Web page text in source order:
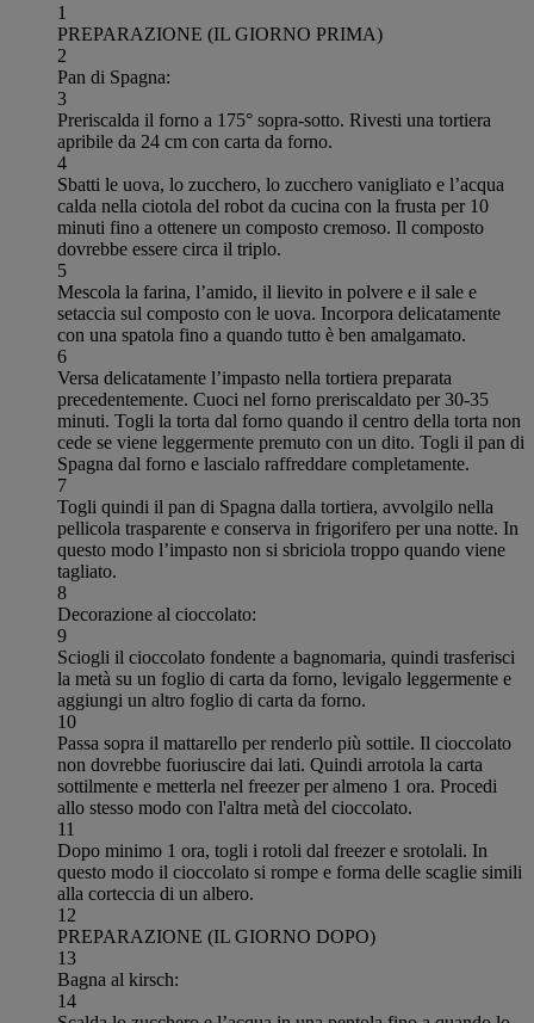
1
PREPARAZIONE (IL GIORNO PRIMA)
2
Pan di Spagna:
3
Preriscalda il forno a 175° sopra-sotto. Rivesti una tortiera
apribile da 24 cm con carta da forno.
4
Sbatti le uova, lo zucchero, lo zucchero vanigliato e l’acqua
calda nella ciotola del robot da cucina con la frusta per 10
minuti fino a ottenere un composto cremoso. Il composto
dovrebbe essere circa il triplo.
5
Mescola la farina, l’amido, il lievito in polvere e il sale e
setaccia sul composto con le uova. Incorpora delicatamente
con una spatola fino a quando tutto è ben amalgamato.
6
Versa delicatamente l’impasto nella tortiera preparata
precedentemente. Cuoci nel forno preriscaldato per 30-35
minuti. Togli la torta dal forno quando il centro della torta non
cede se viene leggermente premuto con un dito. Togli il pan di
Spagna dal forno e lascialo raffreddare completamente.
7
Togli quindi il pan di Spagna dalla tortiera, avvolgilo nella
pellicola trasparente e conserva in frigorifero per una notte. In
questo modo l’impasto non si sbriciola troppo quando viene
tagliato.
8
Decorazione al cioccolato:
9
Sciogli il cioccolato fondente a bagnomaria, quindi trasferisci
la metà su un foglio di carta da forno, levigalo leggermente e
aggiungi un altro foglio di carta da forno.
10
Passa sopra il mattarello per renderlo più sottile. Il cioccolato
non dovrebbe fuoriuscire dai lati. Quindi arrotola la carta
sottilmente e metterla nel freezer per almeno 1 ora. Procedi
allo stesso modo con l'altra metà del cioccolato.
11
Dopo minimo 1 ora, togli i rotoli dal freezer e srotolali. In
questo modo il cioccolato si rompe e forma delle scaglie simili
alla corteccia di un albero.
12
PREPARAZIONE (IL GIORNO DOPO)
13
Bagna al kirsch:
14